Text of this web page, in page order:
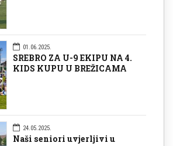
01.06.2025.
SREBRO ZA U-9 EKIPU NA 4.
KIDS KUPU U BREŽICAMA
24.05.2025.
Naši seniori uvjerljivi u